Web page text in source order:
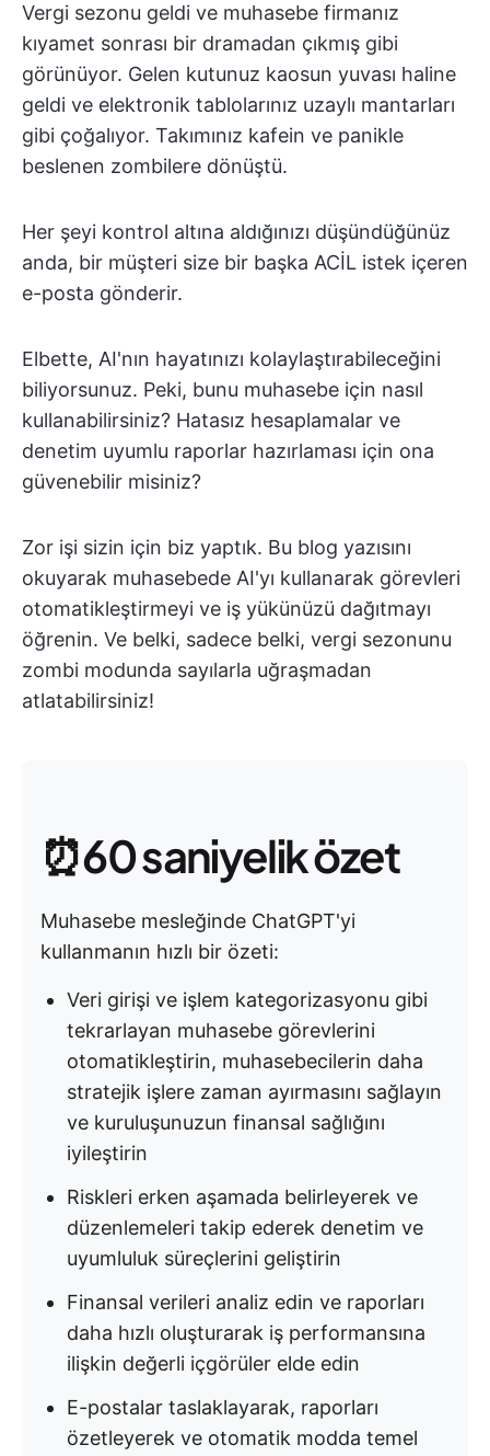
Vergi sezonu geldi ve muhasebe firmanız
kıyamet sonrası bir dramadan çıkmış gibi
görünüyor. Gelen kutunuz kaosun yuvası haline
geldi ve elektronik tablolarınız uzaylı mantarları
gibi çoğalıyor. Takımınız kafein ve panikle
beslenen zombilere dönüştü.
Her şeyi kontrol altına aldığınızı düşündüğünüz
anda, bir müşteri size bir başka ACİL istek içeren
e-posta gönderir.
Elbette, AI'nın hayatınızı kolaylaştırabileceğini
biliyorsunuz. Peki, bunu muhasebe için nasıl
kullanabilirsiniz? Hatasız hesaplamalar ve
denetim uyumlu raporlar hazırlaması için ona
güvenebilir misiniz?
Zor işi sizin için biz yaptık. Bu blog yazısını
okuyarak muhasebede AI'yı kullanarak görevleri
otomatikleştirmeyi ve iş yükünüzü dağıtmayı
öğrenin. Ve belki, sadece belki, vergi sezonunu
zombi modunda sayılarla uğraşmadan
atlatabilirsiniz!
⏰60 saniyelik özet
Muhasebe mesleğinde ChatGPT'yi
kullanmanın hızlı bir özeti:
Veri girişi ve işlem kategorizasyonu gibi
tekrarlayan muhasebe görevlerini
otomatikleştirin, muhasebecilerin daha
stratejik işlere zaman ayırmasını sağlayın
ve kuruluşunuzun finansal sağlığını
iyileştirin
Riskleri erken aşamada belirleyerek ve
düzenlemeleri takip ederek denetim ve
uyumluluk süreçlerini geliştirin
Finansal verileri analiz edin ve raporları
daha hızlı oluşturarak iş performansına
ilişkin değerli içgörüler elde edin
E-postalar taslaklayarak, raporları
özetleyerek ve otomatik modda temel